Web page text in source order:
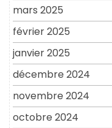
mars 2025
février 2025
janvier 2025
décembre 2024
novembre 2024
octobre 2024